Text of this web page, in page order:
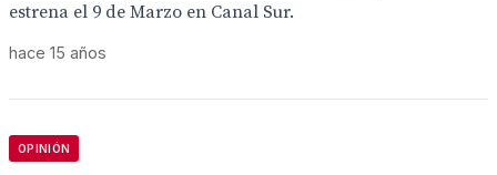
estrena el 9 de Marzo en Canal Sur.
hace 15 años
OPINIÓN